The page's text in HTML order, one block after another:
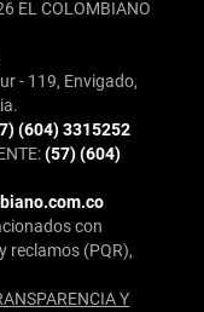
EL COLOMBIANO
- 119, Envigado,
(604) 3315252
(57) (604)
con
reclamos (PQR),
Y